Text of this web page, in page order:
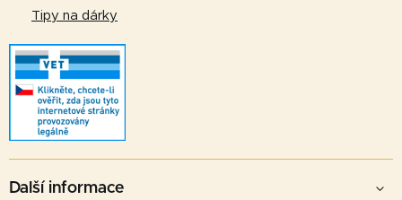
Tipy na dárky
Další informace